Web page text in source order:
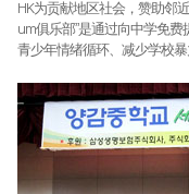
HK为贡献地区社会，赞助邻
um俱乐部”是通过向中学免
青少年情绪循环、减少学校暴